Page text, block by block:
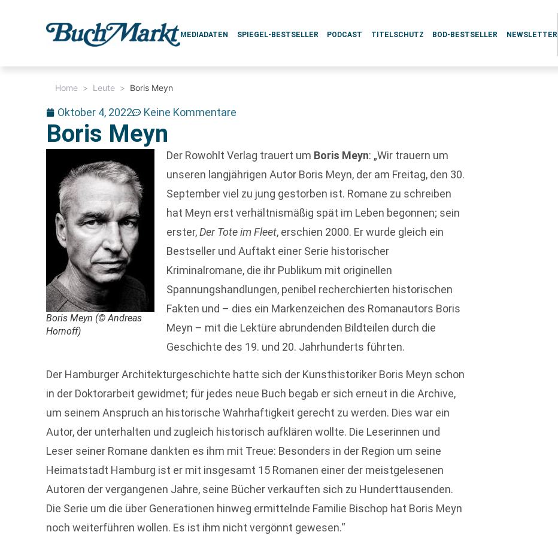
MEDIADATEN SPIEGEL-BESTSELLER PODCAST TITELSCHUTZ BOD-BESTSELLER NEWSLETTER
Home > Leute > Boris Meyn
Oktober 4, 2022 Keine Kommentare
Boris Meyn
Boris Meyn (© Andreas
Hornoff)
Der Rowohlt Verlag trauert um Boris Meyn: „Wir trauern um
unseren langjährigen Autor Boris Meyn, der am Freitag, den 30.
September viel zu jung gestorben ist. Romane zu schreiben
hat Meyn erst verhältnismäßig spät im Leben begonnen; sein
erster,Der Tote im Fleet, erschien 2000. Er wurde gleich ein
Bestseller und Auftakt einer Serie historischer
Kriminalromane, die ihr Publikum mit originellen
Spannungshandlungen, penibel recherchierten historischen
Fakten und – dies ein Markenzeichen des Romanautors Boris
Meyn – mit die Lektüre abrundenden Bildteilen durch die
Geschichte des 19. und 20. Jahrhunderts führten.
Der Hamburger Architekturgeschichte hatte sich der Kunsthistoriker Boris Meyn schon
in der Doktorarbeit gewidmet; für jedes neue Buch begab er sich erneut in die Archive,
um seinem Anspruch an historische Wahrhaftigkeit gerecht zu werden. Dies war ein
Autor, der unterhalten und zugleich historisch aufklären wollte. Die Leserinnen und
Leser seiner Romane dankten es ihm mit Treue: Besonders in der Region um seine
Heimatstadt Hamburg ist er mit insgesamt 15 Romanen einer der meistgelesenen
Autoren der vergangenen Jahre, seine Bücher verkauften sich zu Hunderttausenden.
Die Serie um die über Generationen hinweg ermittelnde Familie Bischop hat Boris Meyn
noch weiterführen wollen. Es ist ihm nicht vergönnt gewesen.“